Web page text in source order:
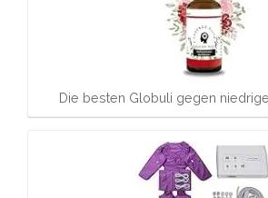
Die besten Globuli gegen